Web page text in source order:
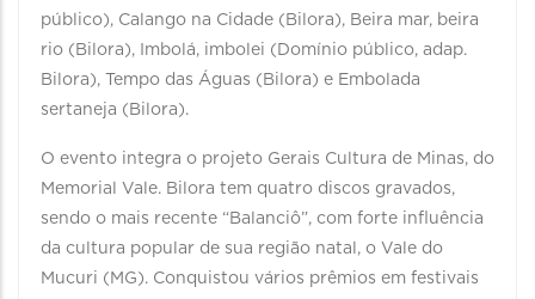
público), Calango na Cidade (Bilora), Beira mar, beira
rio (Bilora), Imbolá, imbolei (Domínio público, adap.
Bilora), Tempo das Águas (Bilora) e Embolada
sertaneja (Bilora).
O evento integra o projeto Gerais Cultura de Minas, do
Memorial Vale. Bilora tem quatro discos gravados,
sendo o mais recente “Balanciô”, com forte influência
da cultura popular de sua região natal, o Vale do
Mucuri (MG). Conquistou vários prêmios em festivais